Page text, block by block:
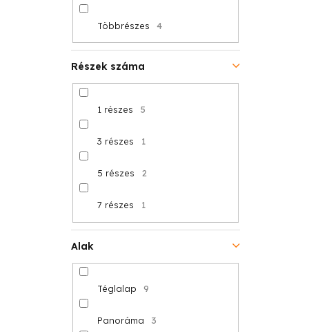
Többrészes 4
Részek száma
1 részes 5
3 részes 1
5 részes 2
7 részes 1
Alak
Téglalap 9
Panoráma 3